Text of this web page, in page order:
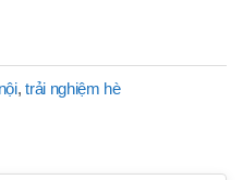
,trải nghiệm hè